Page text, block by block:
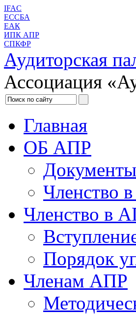
IFAC
ЕССБА
ЕАК
ИПК АПР
СПКФР
Аудиторская
Ассоциация
Главная
ОБ АПР
Членство
Членство в
Порядок
Членам АПР